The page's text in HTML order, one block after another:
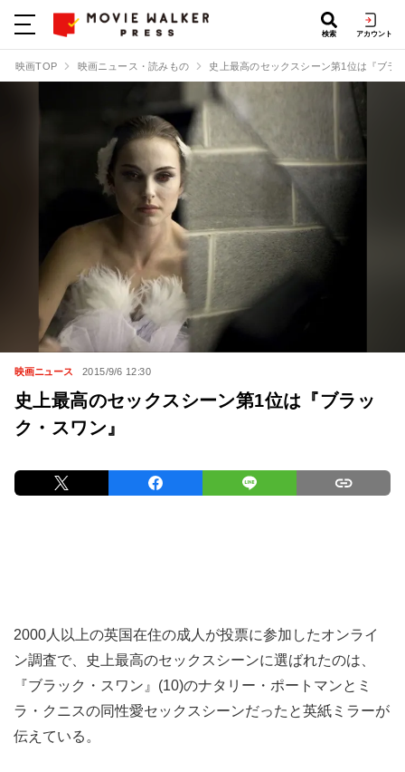
検索 アカウント
映画TOP 映画ニュース・読みもの 史上最高のセックスシーン第1位は『ブラ
映画ニュース 2015/9/6 12:30
史上最高のセックスシーン第1位は『ブラッ
ク・スワン』
2000人以上の英国在住の成人が投票に参加したオンライ
ン調査で、史上最高のセックスシーンに選ばれたのは、
『ブラック・スワン』(10)のナタリー・ポートマンとミ
ラ・クニスの同性愛セックスシーンだったと英紙ミラーが
伝えている。